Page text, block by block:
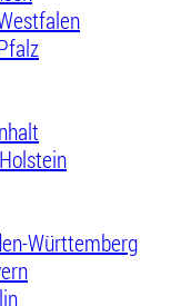
Württemberg